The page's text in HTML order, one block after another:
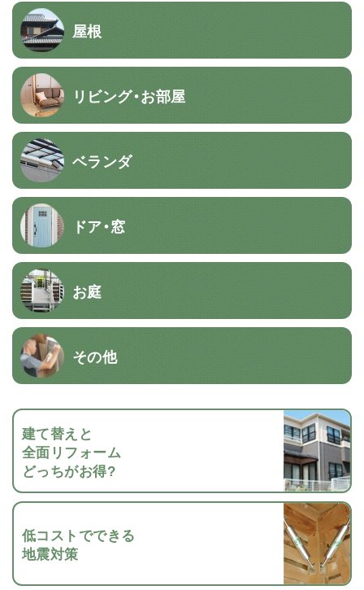
屋根
リビング・お部屋
ベランダ
ドア・窓
お庭
その他
建て替えと
全面リフォーム
どっちがお得?
低コストでできる
地震対策